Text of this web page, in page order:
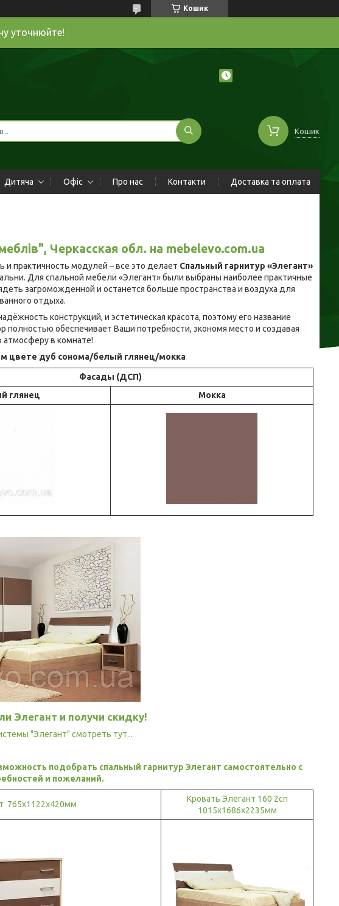
Кошик
уточнюйте!
Кошик
Дитяча Офіс Про нас Контакти Доставка та оплата
Черкасская обл. на mebelevo.com.ua
практичность модулей – все это делает Спальный гарнитур «Элегант»
Для спальной мебели «Элегант» были выбраны наиболее практичные
загроможденной и останется больше пространства и воздуха для
отдыха.
конструкций, и эстетическая красота, поэтому его название
обеспечивает Ваши потребности, экономя место и создавая
атмосферу в комнате!
цвете дуб сонома/белый глянец/мокка
Фасады (ДСП)
глянец Мокка
Элегант и получи скидку!
"Элегант" смотреть тут...
подобрать спальный гарнитур Элегант самостоятельно с
и пожеланий.
765х1122х420мм
Кровать Элегант 160 2сп
1015х1686х2235мм